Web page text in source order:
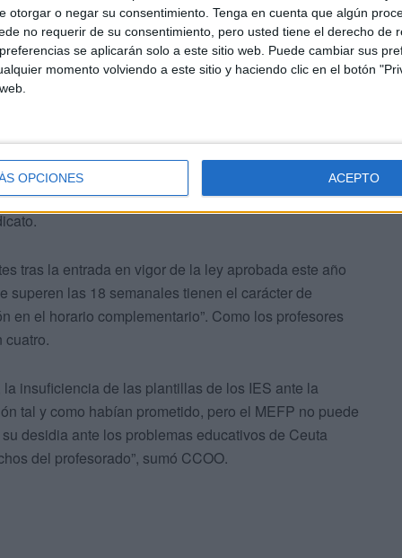
otorgar o negar su consentimiento. Tenga en cuenta que algún
no requerir de su consentimiento, pero usted tiene el derecho de
se aplicarán solo a este sitio web. Puede cambiar sus
momento volviendo a este sitio y haciendo clic en el botón
OPCIONES ACEPTO
a la hora de aplicar las normas vigentes que exigen
por encima de 18.
las políticas educativas aplicadas en Ceuta, ha vuelto a
de Enseñanza Secundaria (IES) y en relación
tras la entrada en vigor de la ley aprobada este año
superen las 18 semanales tienen el carácter de
el horario complementario”. Como los profesores
cuatro.
insuficiencia de las plantillas de los IES ante la
tal y como habían prometido, pero el MEFP no puede
desidia ante los problemas educativos de Ceuta
del profesorado”, sumó CCOO.